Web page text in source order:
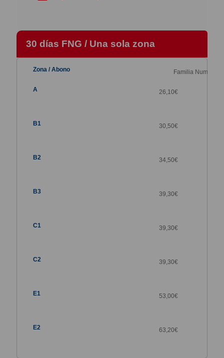
30 días FNG / Una sola zona
Familia
26,10€
30,50€
34,50€
39,30€
39,30€
39,30€
53,00€
63,20€